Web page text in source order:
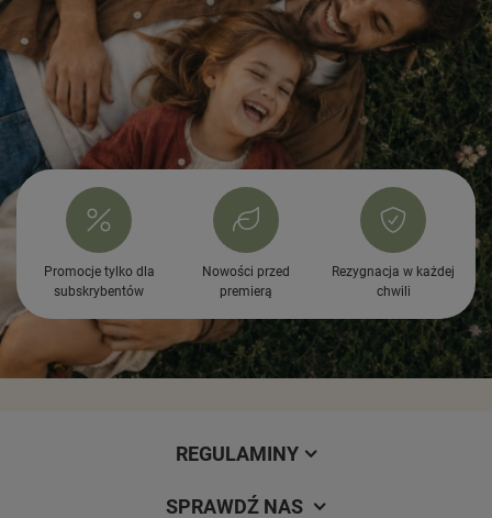
Promocje tylko dla
subskrybentów
Nowości przed
premierą
Rezygnacja w każdej
chwili
REGULAMINY
SPRAWDŹ NAS